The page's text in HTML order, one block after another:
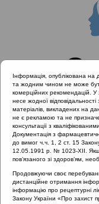
Головна
Матеріали
10 Хвороби вуха та
Чим відрізняється
Інформація, опублікована
та жодним чином не може
комерційних рекомендацій.
несе жодної
матеріалів, викладених на
не є рекламою та не
консультації з
Документація з
до вимог ч.ч. 1, 2 ст. 15
12.05.1991 р. № 1023-XII. Якщо
пов’язаного зі здоров’ям,
Продовжуючи своє
дистанційне отримання
інформацію про рецептурні
Закону України «Про захист